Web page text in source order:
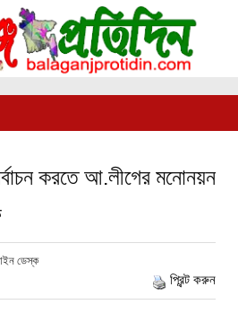
করতে আ.লীগের মনোনয়ন
ডেস্ক
প্রিন্ট করুন